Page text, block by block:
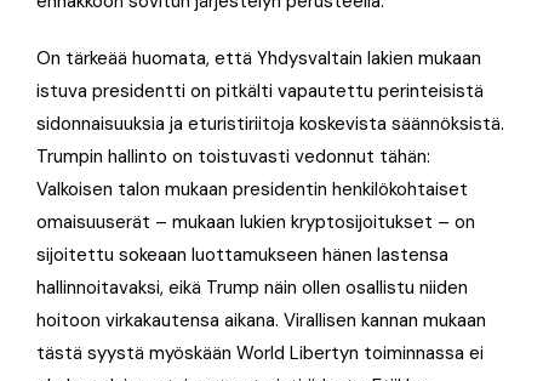
On tärkeää huomata, että Yhdysvaltain lakien mukaan
istuva presidentti on pitkälti vapautettu perinteisistä
sidonnaisuuksia ja eturistiriitoja koskevista säännöksistä.
Trumpin hallinto on toistuvasti vedonnut tähän:
Valkoisen talon mukaan presidentin henkilökohtaiset
omaisuuserät – mukaan lukien kryptosijoitukset – on
sijoitettu sokeaan luottamukseen hänen lastensa
hallinnoitavaksi, eikä Trump näin ollen osallistu niiden
hoitoon virkakautensa aikana. Virallisen kannan mukaan
tästä syystä myöskään World Libertyn toiminnassa ei